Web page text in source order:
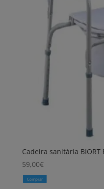
Cadeira sanitária BIORT
59,00€
Comprar